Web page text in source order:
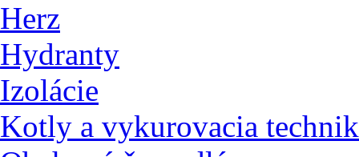
Herz
Hydranty
Izolácie
Kotly a vykurovacia